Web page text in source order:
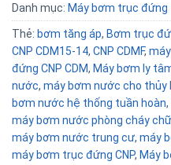
Danh mục: Máy bơm trục đứng
Thẻ: bơm tăng áp, Bơm trục
CNP CDM15-14, CNP CDMF,
đứng CNP CDM, Máy bơm ly
nước, máy bơm nước cho thủy
bơm nước hệ thống tuần hoàn,
máy bơm nước phòng cháy
máy bơm nước trung cư, máy
máy bơm trục đứng CNP, Máy